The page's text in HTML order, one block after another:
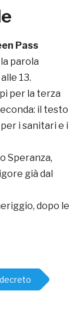
Pass
parola
13.
per la terza
il testo
i sanitari e i
Speranza,
già dal
dopo le
decreto